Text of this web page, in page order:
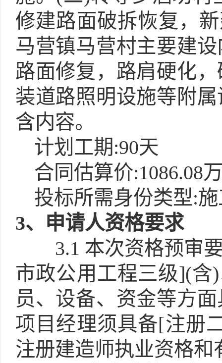
修建路面破拆恢复，
马营镇马营村主要建
路面修复，路肩硬化
装道路照明设施等附
含内容。
计划工期:90天
合同估算价:1086.08
投标所需身份类型:
3、申请人资格要求
3.1 本次资格预审
市政公用工程三级](含
员、设备、资金等方
项目经理须具备[注册
注册建造师执业资格